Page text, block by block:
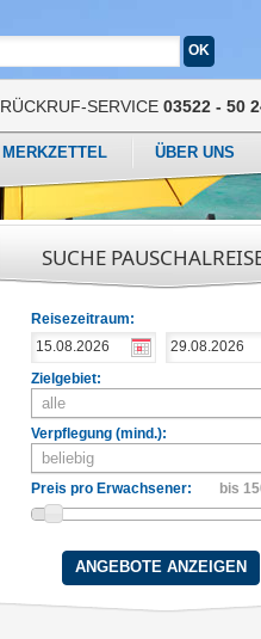
RÜCKRUF-SERVICE 03522 - 50
MERKZETTEL ÜBER UNS
SUCHE
Reisezeitraum:
Zielgebiet:
alle
Verpflegung (mind.):
beliebig
Preis pro Erwachsener: bis